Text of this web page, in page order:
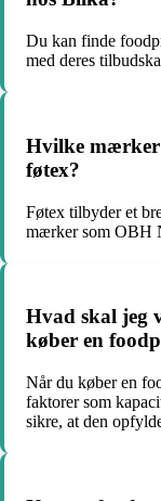
Du kan finde
med deres
Hvilke mærker
føtex?
Føtex tilbyder et
mærker som OBH
Hvad skal jeg
køber en
Når du køber en
faktorer som
sikre, at den